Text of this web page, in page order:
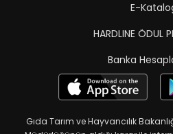
E-
HARDLINE ÖDUL
Banka
Gıda Tarım ve Hayvancılık